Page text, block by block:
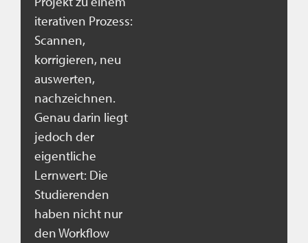
iterativen Prozess:
Scannen,
korrigieren, neu
auswerten,
nachzeichnen.
Genau darin liegt
jedoch der
eigentliche
Lernwert: Die
Studierenden
haben nicht nur
den Workflow